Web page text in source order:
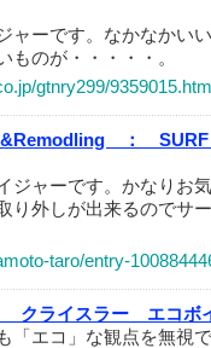
ャーです。なかなかい
ものが・・・・・。
gtnry299/
：
ジャーです。かなりお
り外しが出来るのでサ
taro/entry-
クライスラー エコボ
「エコ」な観点を無視